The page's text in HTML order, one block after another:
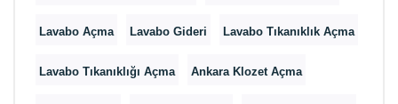
Lavabo Açma Lavabo Gideri Lavabo Tıkanıklık Açma
Lavabo Tıkanıklığı Açma Ankara Klozet Açma